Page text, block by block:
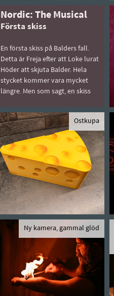
Nordic: The Musical
Första skiss
En första skiss på Balders fall.
Detta är Freja efter att Loke lurat
Höder att skjuta Balder. Hela
stycket kommer vara mycket
längre. Men som sagt, en skiss
Ostkupa
Ny kamera, gammal glöd